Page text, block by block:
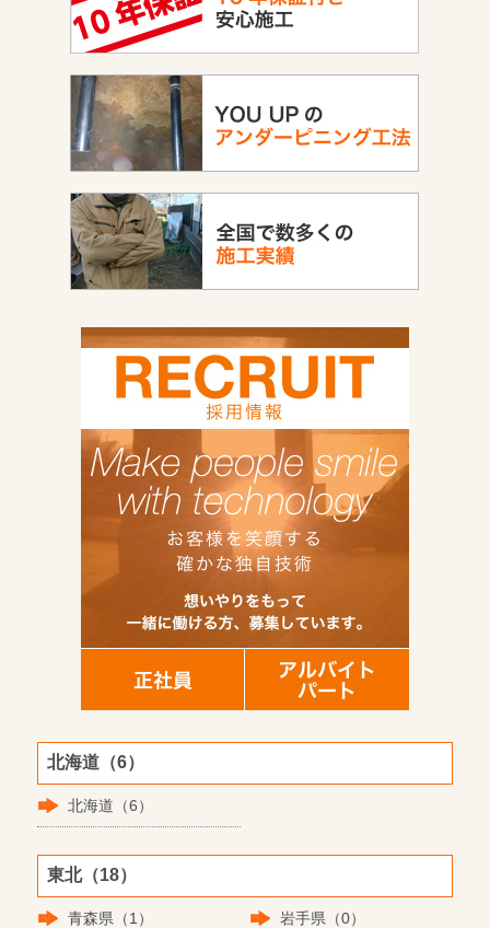
北海道（6）
北海道（6）
東北（18）
青森県（1） 岩手県（0）